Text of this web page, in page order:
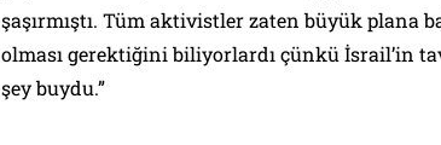
şaşırmıştı. Tüm aktivistler zaten büyük plana
olması gerektiğini biliyorlardı çünkü İsrail’in
şey buydu.”